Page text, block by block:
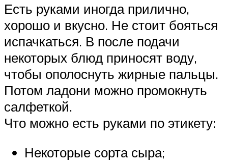
Есть руками иногда прилично,
хорошо и вкусно. Не стоит бояться
испачкаться. В после подачи
некоторых блюд приносят воду,
чтобы ополоснуть жирные пальцы.
Потом ладони можно промокнуть
салфеткой.
Что можно есть руками по этикету:
Некоторые сорта сыра;